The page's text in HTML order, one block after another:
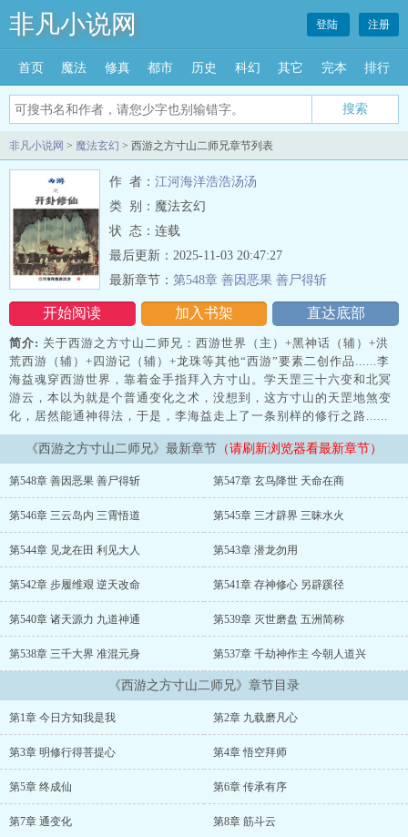
非凡小说网
搜索
登陆 注册
首页 魔法 修真 都市 历史 科幻 其它 完本 排行
非凡小说网 > 魔法玄幻 > 西游之方寸山二师兄章节列表
作 者： 江河海洋浩浩汤汤
类 别：魔法玄幻
状 态：连载
开始阅读 加入书架 直达底部
最后更新：2025-11-03 20:47:27
最新章节： 第548章 善因恶果 善尸得斩
简介: 关于西游之方寸山二师兄：西游世界（主）+黑神话（辅）+洪
荒西游（辅）+四游记（辅）+龙珠等其他“西游”要素二创作品......李
海益魂穿西游世界，靠着金手指拜入方寸山。学天罡三十六变和北冥
游云，本以为就是个普通变化之术，没想到，这方寸山的天罡地煞变
化，居然能通神得法，于是，李海益走上了一条别样的修行之路......
《西游之方寸山二师兄》最新章节 （请刷新浏览器看最新章节）
第548章 善因恶果 善尸得斩 第547章 玄鸟降世 天命在商
第546章 三云岛内 三霄悟道 第545章 三才辟界 三昧水火
第544章 见龙在田 利见大人 第543章 潜龙勿用
第542章 步履维艰 逆天改命 第541章 存神修心 另辟蹊径
第540章 诸天源力 九道神通 第539章 灭世磨盘 五洲简称
第538章 三千大界 准混元身 第537章 千劫神作主 今朝人道兴
《西游之方寸山二师兄》章节目录
第1章 今日方知我是我 第2章 九载磨凡心
第3章 明修行得菩提心 第4章 悟空拜师
第5章 终成仙 第6章 传承有序
第7章 通变化 第8章 筋斗云